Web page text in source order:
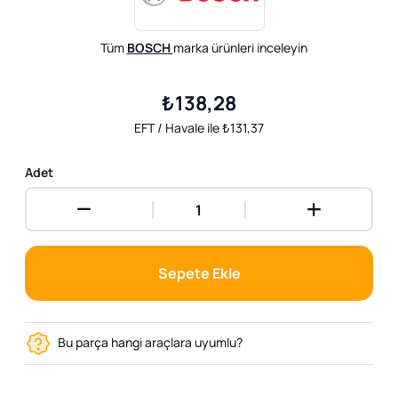
Tüm BOSCH marka ürünleri inceleyin
₺138,28
EFT / Havale ile ₺131,37
Adet
Sepete Ekle
Bu parça hangi araçlara uyumlu?